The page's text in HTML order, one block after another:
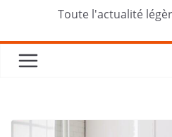
Toute l'actualité